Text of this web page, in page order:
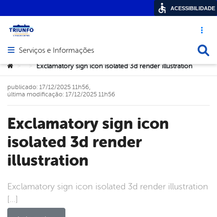
Acesso
Abrir menu principal de navegação
Serviços e Informações
Você está aqui:
> > Exclamatory sign icon isolated 3d render illustration
Exclamatory sign icon
isolated 3d render
illustration
Exclamatory sign icon isolated 3d render illustration
[…]
publicado: 17/12/2025 11h56,
última modificação: 17/12/2025 11h56
ACESSIBILIDADE